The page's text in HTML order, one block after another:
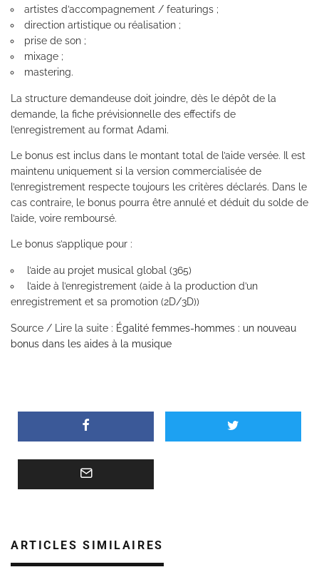
artistes d’accompagnement / featurings ;
direction artistique ou réalisation ;
prise de son ;
mixage ;
mastering.
La structure demandeuse doit joindre, dès le dépôt de la
demande, la fiche prévisionnelle des effectifs de
l’enregistrement au format Adami.
Le bonus est inclus dans le montant total de l’aide versée. Il est
maintenu uniquement si la version commercialisée de
l’enregistrement respecte toujours les critères déclarés. Dans le
cas contraire, le bonus pourra être annulé et déduit du solde de
l’aide, voire remboursé.
Le bonus s’applique pour :
l’aide au projet musical global (365)
l’aide à l’enregistrement (aide à la production d’un
enregistrement et sa promotion (2D/3D))
Source / Lire la suite : Égalité femmes-hommes : un nouveau
bonus dans les aides à la musique
ARTICLES SIMILAIRES